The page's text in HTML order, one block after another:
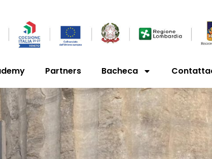
Partners Bacheca